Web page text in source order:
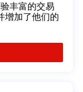
丰富的交易
增加了他们的